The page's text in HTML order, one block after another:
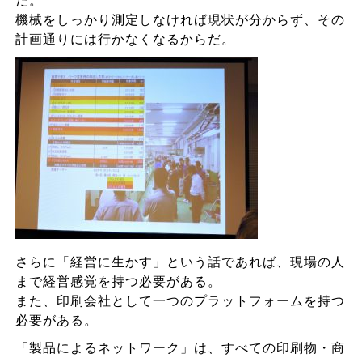
機械をしっかり測定しなければ現状が分からず、その
計画通りには行かなくなるからだ。
さらに「経営に生かす」という話であれば、現場の人
まで経営感覚を持つ必要がある。
また、印刷会社として一つのプラットフォームを持つ
必要がある。
「製品によるネットワーク」は、すべての印刷物・商